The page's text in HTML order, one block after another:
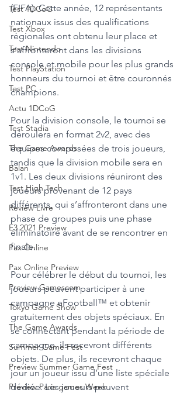
Test 1DCoG
Test Xbox
Test Nintendo
Test PlayStation
Test PC
Actu 1DCoG
Test Stadia
The Game Awards
Balan
Test High Tech
Review Livre
E3 2021 Preview
Pax Online
Pax Online Preview
Preview Gamescom
Tokyo Game Show
The Game Awards
Summer Game Fest
Preview Summer Game Fest
Preview Paris games Week
(FIFA). Cette année, 12 représentants
nationaux issus des qualifications
régionales ont obtenu leur place et
s’affronteront dans les divisions
console et mobile pour les plus grands
honneurs du tournoi et être couronnés
champions.
Pour la division console, le tournoi se
déroulera en format 2v2, avec des
équipes composées de trois joueurs,
tandis que la division mobile sera en
1v1. Les deux divisions réuniront des
joueurs provenant de 12 pays
différents, qui s’affronteront dans une
phase de groupes puis une phase
éliminatoire avant de se rencontrer en
finale.
Pour célébrer le début du tournoi, les
joueurs peuvent participer à une
campagne eFootball™ et obtenir
gratuitement des objets spéciaux. En
se connectant pendant la période de
campagne, ils recevront différents
objets. De plus, ils recevront chaque
jour un joueur issu d’une liste spéciale
dédiée. Les joueurs peuvent